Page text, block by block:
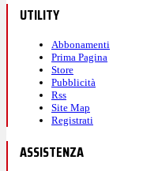
UTILITY
Abbonamenti
Prima Pagina
Store
Pubblicità
Rss
Site Map
Registrati
ASSISTENZA